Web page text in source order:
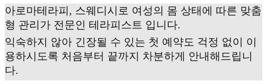
아로마테라피, 스웨디시로 여성의 몸 상태에 따른 맞춤
형 관리가 전문인 테라피스트 입니다.
익숙하지 않아 긴장될 수 있는 첫 예약도 걱정 없이 이
용하시도록 처음부터 끝까지 차분하게 안내해드립니
다.